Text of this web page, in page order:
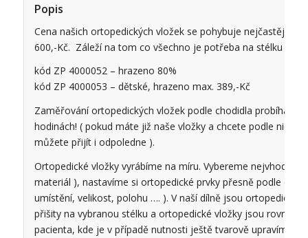
Popis
Cena našich ortopedických vložek se pohybuje nejčastěji v
600,-Kč. Záleží na tom co všechno je potřeba na stélku
kód ZP 4000052 – hrazeno 80%
kód ZP 4000053 – dětské, hrazeno max. 389,-Kč
Zaměřování ortopedických vložek podle chodidla probíhá
hodinách! ( pokud máte již naše vložky a chcete podle nich
můžete přijít i odpoledne ).
Ortopedické vložky vyrábíme na míru. Vybereme
materiál ), nastavíme si ortopedické prvky přesně podle
umístění, velikost, polohu …. ). V naší dílně jsou ortopedické
přišity na vybranou stélku a ortopedické vložky jsou rovnou
pacienta, kde je v případě nutnosti ještě tvarově upravíme.